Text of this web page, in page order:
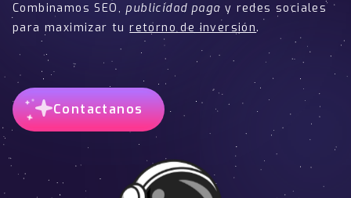
Combinamos SEO, publicidad paga y redes sociales
para maximizar turetorno de inversión.
Contactanos